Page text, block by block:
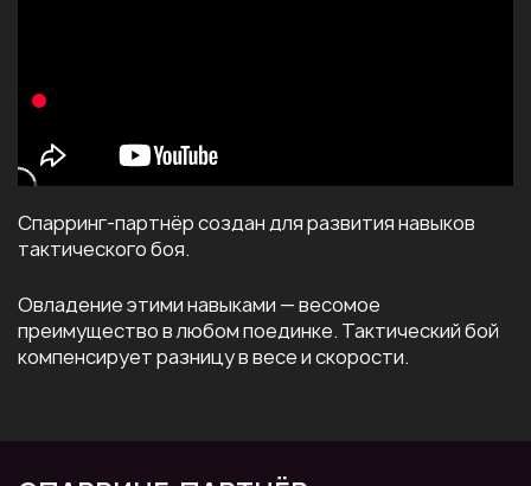
Спарринг-партнёр создан для развития навыков
тактического боя.
Овладение этими навыками — весомое
преимущество в любом поединке. Тактический бой
компенсирует разницу в весе и скорости.